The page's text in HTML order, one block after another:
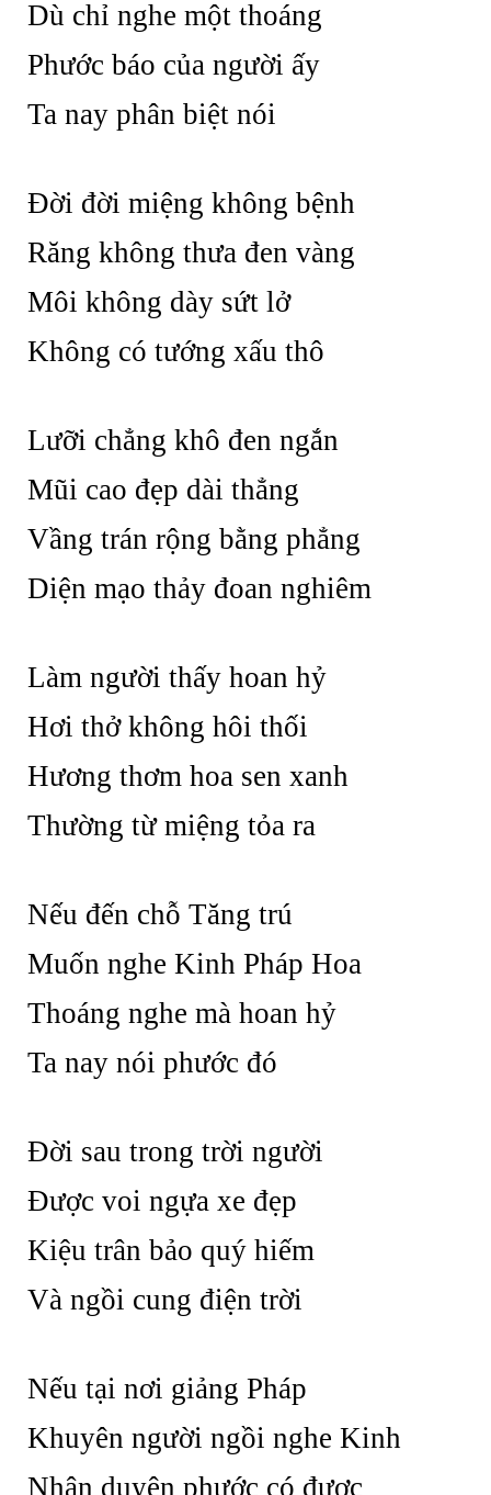
Dù chỉ nghe một thoáng
Phước báo của người ấy
Ta nay phân biệt nói
Đời đời miệng không bệnh
Răng không thưa đen vàng
Môi không dày sứt lở
Không có tướng xấu thô
Lưỡi chẳng khô đen ngắn
Mũi cao đẹp dài thẳng
Vầng trán rộng bằng phẳng
Diện mạo thảy đoan nghiêm
Làm người thấy hoan hỷ
Hơi thở không hôi thối
Hương thơm hoa sen xanh
Thường từ miệng tỏa ra
Nếu đến chỗ Tăng trú
Muốn nghe Kinh Pháp Hoa
Thoáng nghe mà hoan hỷ
Ta nay nói phước đó
Đời sau trong trời người
Được voi ngựa xe đẹp
Kiệu trân bảo quý hiếm
Và ngồi cung điện trời
Nếu tại nơi giảng Pháp
Khuyên người ngồi nghe Kinh
Nhân duyên phước có được